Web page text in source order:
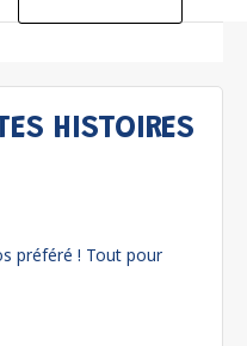
HISTOIRES
préféré ! Tout pour